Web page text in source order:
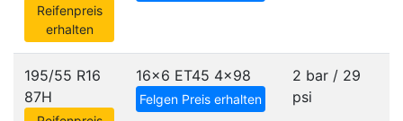
Reifenpreis
erhalten
195/55 R16
87H
16x6 ET45 4x98
Felgen Preis erhalten
2 bar / 29
psi